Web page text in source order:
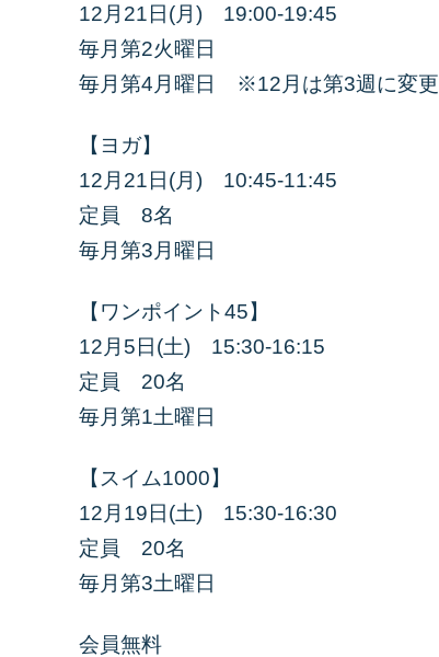
12月21日(月) 19:00-19:45
毎月第2火曜日
毎月第4月曜日 ※12月は第3週に変更
【ヨガ】
12月21日(月) 10:45-11:45
定員 8名
毎月第3月曜日
【ワンポイント45】
12月5日(土) 15:30-16:15
定員 20名
毎月第1土曜日
【スイム1000】
12月19日(土) 15:30-16:30
定員 20名
毎月第3土曜日
会員無料